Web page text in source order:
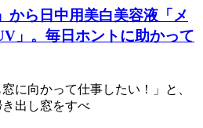
から日中用美白美容液「メ
」。毎日ホントに助かって
に向かって仕事したい！」と、
出し窓をすべ